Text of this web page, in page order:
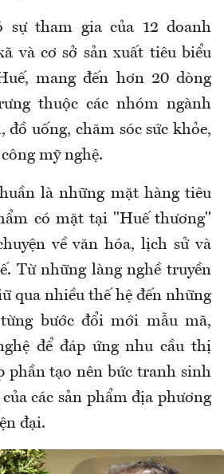
sự tham gia của 12 doanh
và cơ sở sản xuất tiêu biểu
mang đến hơn 20 dòng
thuộc các nhóm ngành
đồ uống, chăm sóc sức khỏe,
mỹ nghệ.
là những mặt hàng tiêu
có mặt tại "Huế thương"
về văn hóa, lịch sử và
Từ những làng nghề truyền
qua nhiều thế hệ đến những
bước đổi mới mẫu mã,
để đáp ứng nhu cầu thị
phần tạo nên bức tranh sinh
các sản phẩm địa phương
đại.